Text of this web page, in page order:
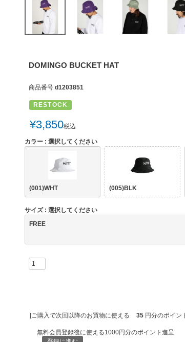
DOMINGO BUCKET HAT
商品番号 d1203851
RESTOCK
¥3,850税込
カラー 選択してください
(001)WHT (005)BLK
サイズ
選択してください
FREE
[ご購入で次回以降のお買物に使える 35 円分のポイン
無料会員登録後に使える1000円分のポイント進呈